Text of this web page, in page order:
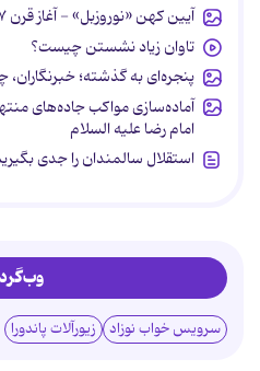
آیین کهن «نوروزبل» - آغاز قرن ۱۷ دیلمی
تاوان زیاد نشستن چیست؟
پنجره‌ای به گذشته؛ خبرنگاران،
آماده‌سازی مواکب جاده‌های
امام رضا علیه السلام
استقلال سالمندان را جدی
سرویس خواب نوزاد زیورآلات پاندورا